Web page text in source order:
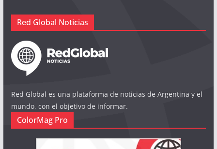
Red Global Noticias
Red Global es una plataforma de noticias de Argentina y el
mundo, con el objetivo de informar.
ColorMag Pro